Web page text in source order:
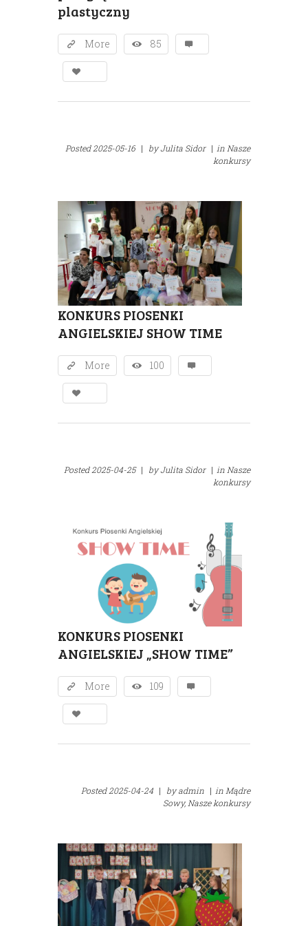
plastyczny
More 85
Posted2025-05-16 | byJulita Sidor | inNasze
konkursy
KONKURS PIOSENKI
ANGIELSKIEJ SHOW TIME
More 100
Posted2025-04-25 | byJulita Sidor | in Nasze
konkursy
KONKURS PIOSENKI
ANGIELSKIEJ „SHOW TIME”
More 109
Posted2025-04-24 | byadmin | in Mądre
Sowy, Nasze konkursy